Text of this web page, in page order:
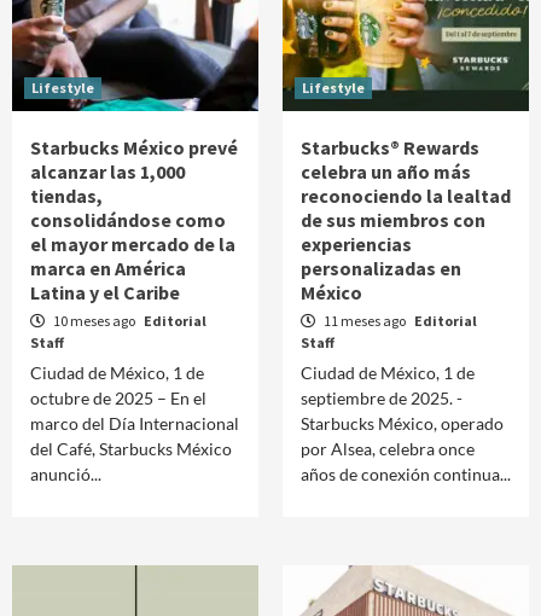
Lifestyle
Starbucks México prevé
alcanzar las 1,000
tiendas,
consolidándose como
el mayor mercado de la
marca en América
Latina y el Caribe
10 meses ago Editorial
Staff
Ciudad de México, 1 de
octubre de 2025 – En el
marco del Día Internacional
del Café, Starbucks México
anunció...
Lifestyle
Starbucks® Rewards
celebra un año más
reconociendo la lealtad
de sus miembros con
experiencias
personalizadas en
México
11 meses ago Editorial
Staff
Ciudad de México, 1 de
septiembre de 2025. -
Starbucks México, operado
por Alsea, celebra once
años de conexión continua...